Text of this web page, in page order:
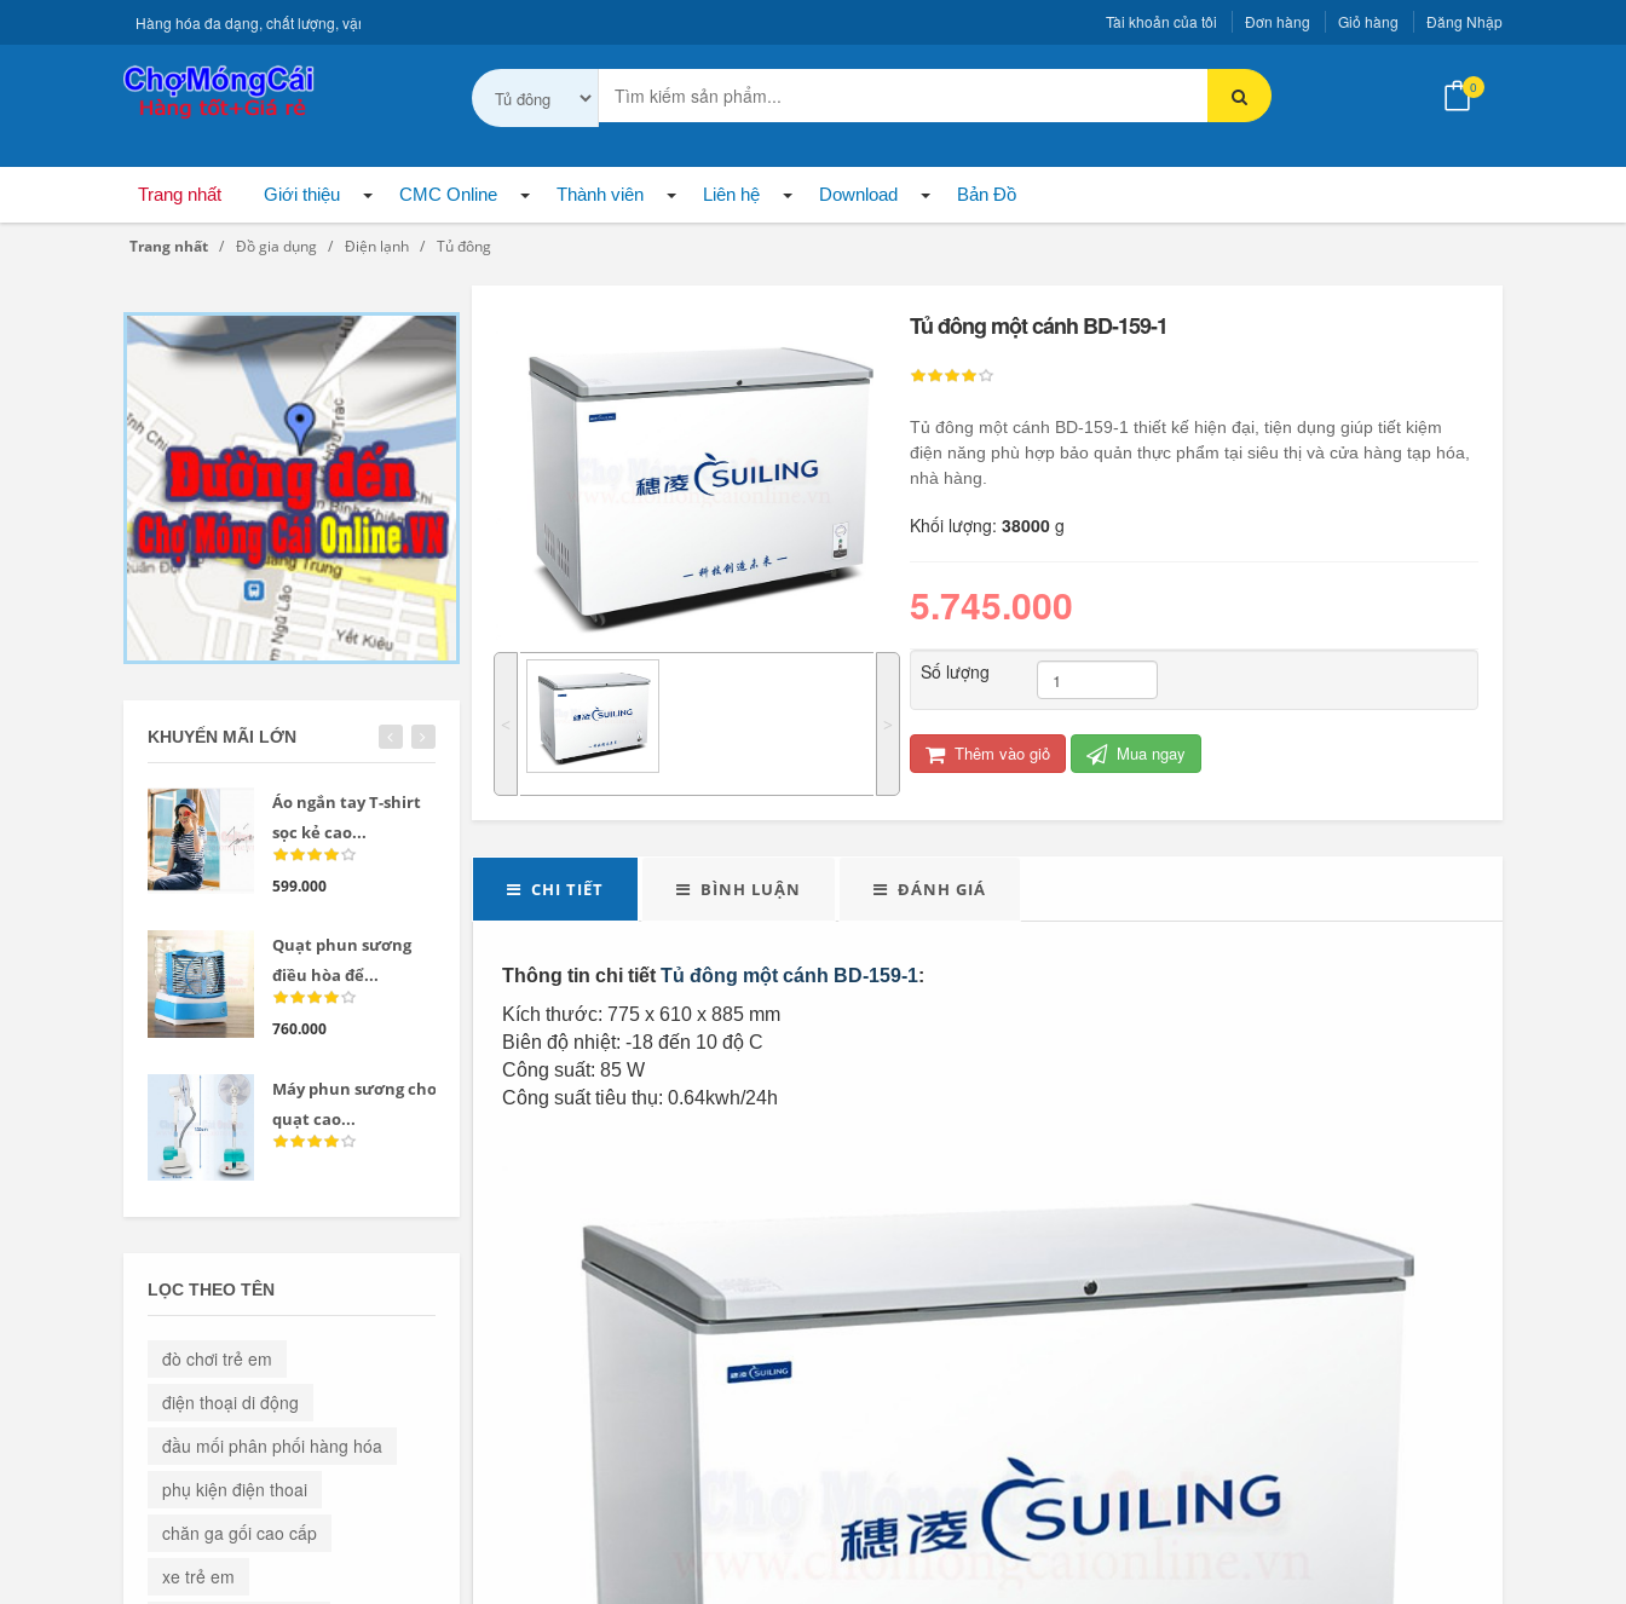
Tài khoản của tôi Đơn hàng Giỏ hàng Đăng Nhập
Hàng hóa đa dạng, chất lượng, vận chuyển toàn quốc.
0
Trang nhất Giới thiệu CMC Online Thành viên Liên hệ Download Bản Đồ
Trang nhất Đồ gia dụng Điện lạnh Tủ đông
˂ ˃
Tủ đông một cánh BD-159-1
Tủ đông một cánh BD-159-1 thiết kế hiện đại, tiện dụng giúp tiết kiệm
điện năng phù hợp bảo quản thực phẩm tại siêu thị và cửa hàng tạp hóa,
nhà hàng.
Khối lượng:38000 g
5.745.000
Số lượng
Thêm vào giỏ Mua ngay
CHI TIẾT BÌNH LUẬN ĐÁNH GIÁ
Thông tin chi tiết Tủ đông một cánh BD-159-1:
Kích thước: 775 x 610 x 885 mm
Biên độ nhiệt: -18 đến 10 độ C
Công suất: 85 W
Công suất tiêu thụ: 0.64kwh/24h
KHUYẾN MÃI LỚN
Áo ngắn tay T-shirt
sọc kẻ cao...
599.000
Quạt phun sương
điều hòa để...
760.000
Máy phun sương cho
quạt cao...
LED tuýp cầm tay đa
tay cao cấp...
Đèn tích điện cao
Quạt điện đôi 12V
289.000
năng Shake...
Cỏ nhân tạo trang trí
LỌC THEO TÊN
đò chơi trẻ em
điện thoại di động
đầu mối phân phối hàng hóa
phụ kiện điện thoai
chăn ga gối cao cấp
xe trẻ em